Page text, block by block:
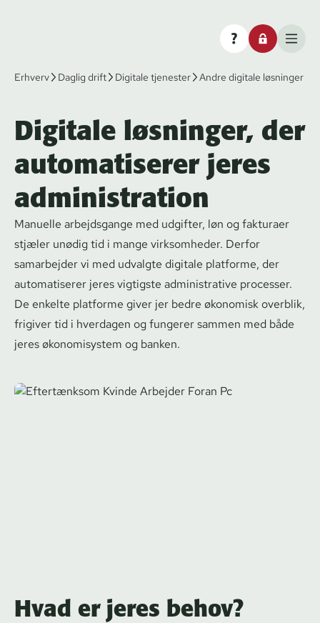
Erhverv Daglig drift Digitale tjenester Andre digitale løsninger
Digitale løsninger, der
automatiserer jeres
administration
Manuelle arbejdsgange med udgifter, løn og fakturaer
stjæler unødig tid i mange virksomheder. Derfor
samarbejder vi med udvalgte digitale platforme, der
automatiserer jeres vigtigste administrative processer.
De enkelte platforme giver jer bedre økonomisk overblik,
frigiver tid i hverdagen og fungerer sammen med både
jeres økonomisystem og banken.
Hvad er jeres behov?